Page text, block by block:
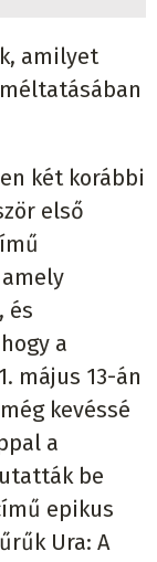
amilyet
két korábbi
első
és
a
május 13-án
kevéssé
a
be
epikus
Ura: A